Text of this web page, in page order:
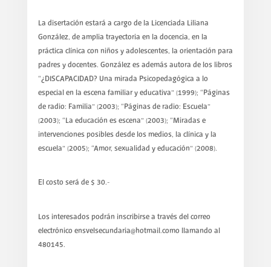
La disertación estará a cargo de la Licenciada Liliana
González, de amplia trayectoria en la docencia, en la
práctica clínica con niños y adolescentes, la orientación para
padres y docentes. González es además autora de los libros
“¿DISCAPACIDAD? Una mirada Psicopedagógica a lo
especial en la escena familiar y educativa” (1999); “Páginas
de radio: Familia” (2003); “Páginas de radio: Escuela”
(2003); “La educación es escena” (2003); “Miradas e
intervenciones posibles desde los medios, la clínica y la
escuela” (2005); “Amor, sexualidad y educación” (2008).
El costo será de $ 30.-
Los interesados podrán inscribirse a través del correo
electrónico ensvelsecundaria@hotmail.como llamando al
480145.